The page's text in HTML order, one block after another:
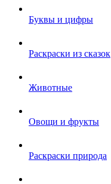
Буквы и цифры
Раскраски из сказок
Животные
Овощи и фрукты
Раскраски природа